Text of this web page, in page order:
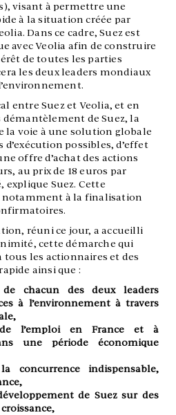
visant à permettre une
à la situation créée par
Dans ce cadre, Suez est
avec Veolia afin de construire
de toutes les parties
les deux leaders mondiaux
entre Suez et Veolia, et en
démantèlement de Suez, la
la voie à une solution globale
d’exécution possibles, d’effet
offre d’achat des actions
au prix de 18 euros par
Suez. Cette
à la finalisation
réuni ce jour, a accueilli
cette démarche qui
les actionnaires et des
ainsi que :
chacun des deux leaders
à l’environnement à travers
l’emploi en France et à
une période économique
concurrence indispensable,
de Suez sur des